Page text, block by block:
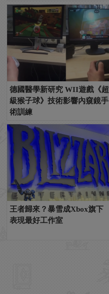
德國醫學新研究 WII遊戲《超
級猴子球》技術影響內窺鏡手
術訓練
王者歸來？暴雪成Xbox旗下
表現最好工作室